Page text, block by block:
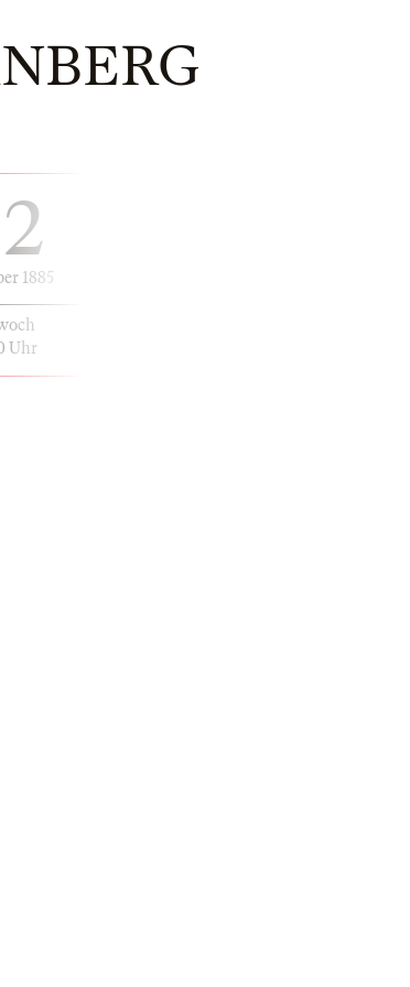
1885
Uhr